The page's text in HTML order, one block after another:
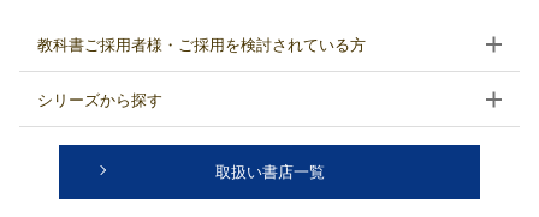
教科書ご採用者様・ご採用を検討されている方
シリーズから探す
取扱い書店一覧